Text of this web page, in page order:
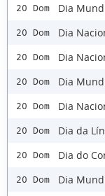
20 Dom Dia
20 Dom Dia
20 Dom Dia
20 Dom Dia
20 Dom Dia
20 Dom Dia da
20 Dom Dia do
20 Dom Dia